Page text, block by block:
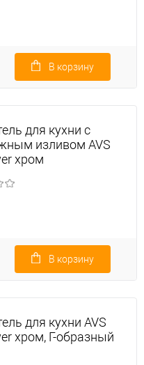
В корзину
для кухни с
изливом AVS
хром
В корзину
для кухни AVS
хром, Г-образный